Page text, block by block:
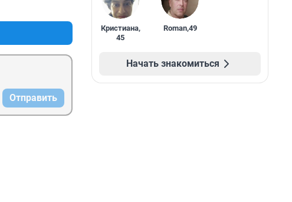
Отправить
Кристиана,
45
Roman,49
Начать знакомиться